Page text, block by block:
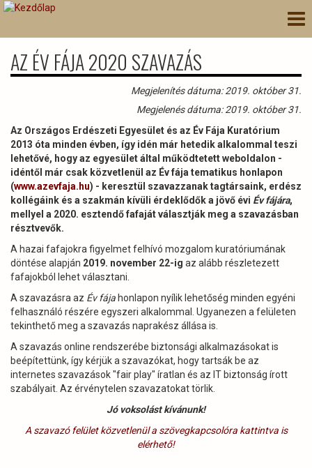
Ugrás
AZ ÉV FÁJA 2020 SZAVAZÁS
Megjelenítés dátuma: 2019. október 31.
Megjelenés dátuma: 2019. október 31.
Az Országos Erdészeti Egyesület és az Év Fája Kuratórium
2013 óta minden évben, így idén már hetedik alkalommal teszi
lehetővé, hogy az egyesület által működtetett weboldalon -
idéntől már csak közvetlenül az Év fája tematikus honlapon
(www.azevfaja.hu) - keresztül szavazzanak tagtársaink, erdész
kollégáink és a szakmán kívüli érdeklődők a jövő évi Év fájára,
mellyel a 2020. esztendő fafaját választják meg a szavazásban
résztvevők.
A hazai fafajokra figyelmet felhívó mozgalom kuratóriumának
döntése alapján 2019. november 22-ig az alább részletezett
fafajokból lehet választani.
A szavazásra az Év fája honlapon nyílik lehetőség minden egyéni
felhasználó részére egyszeri alkalommal. Ugyanezen a felületen
tekinthető meg a szavazás naprakész állása is.
A szavazás online rendszerébe biztonsági alkalmazásokat is
beépítettünk, így kérjük a szavazókat, hogy tartsák be az
internetes szavazások "fair play" íratlan és az IT biztonság írott
szabályait. Az érvénytelen szavazatokat törlik.
Jó voksolást kívánunk!
A szavazó felület közvetlenül a szövegkapcsolóra kattintva is
elérhető!